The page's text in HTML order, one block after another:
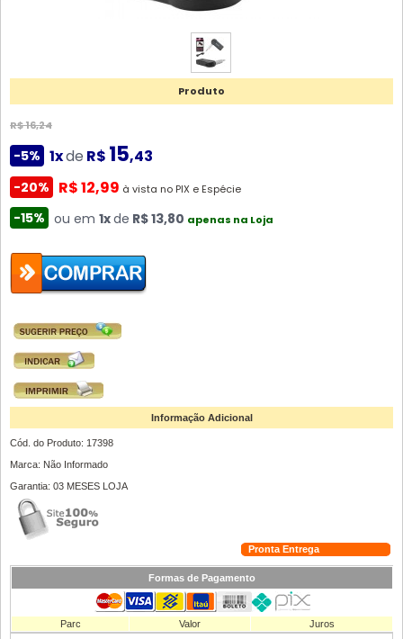
Produto
R$ 16,24
-5% 1xde R$ 15,43
-20% R$ 12,99 à vista no PIX e Espécie
-15% ou em 1xde R$ 13,80 apenas na Loja
Informação Adicional
Cód. do Produto: 17398
Marca: Não Informado
Garantia: 03 MESES LOJA
Pronta Entrega
Formas de Pagamento
Parc Valor Juros